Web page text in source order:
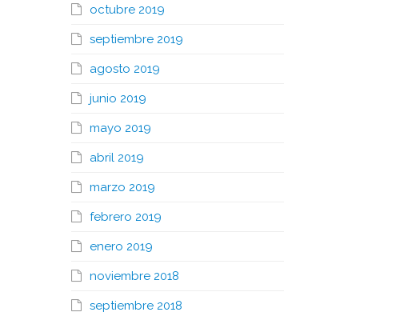
octubre 2019
septiembre 2019
agosto 2019
junio 2019
mayo 2019
abril 2019
marzo 2019
febrero 2019
enero 2019
noviembre 2018
septiembre 2018